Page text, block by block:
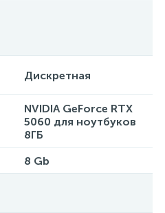
Дискретная
NVIDIA GeForce RTX
5060 для ноутбуков
8ГБ
8 Gb